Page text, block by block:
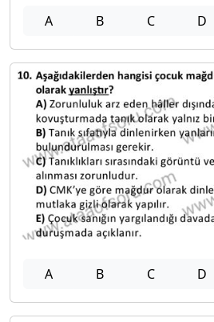
A B C D
A B C D